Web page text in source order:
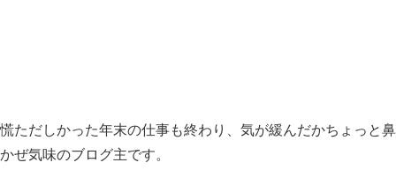
慌ただしかった年末の仕事も終わり、気が緩んだかちょっと鼻
かぜ気味のブログ主です。